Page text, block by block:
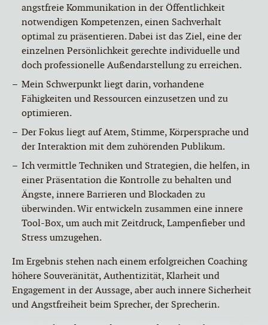
angstfreie Kommunikation in der Öffentlichkeit
notwendigen Kompetenzen, einen Sachverhalt
optimal zu präsentieren. Dabei ist das Ziel, eine der
einzelnen Persönlichkeit gerechte individuelle und
doch professionelle Außendarstellung zu erreichen.
Mein Schwerpunkt liegt darin, vorhandene
Fähigkeiten und Ressourcen einzusetzen und zu
optimieren.
Der Fokus liegt auf Atem, Stimme, Körpersprache und
der Interaktion mit dem zuhörenden Publikum.
Ich vermittle Techniken und Strategien, die helfen, in
einer Präsentation die Kontrolle zu behalten und
Ängste, innere Barrieren und Blockaden zu
überwinden. Wir entwickeln zusammen eine innere
Tool-Box, um auch mit Zeitdruck, Lampenfieber und
Stress umzugehen.
Im Ergebnis stehen nach einem erfolgreichen Coaching
höhere Souveränität, Authentizität, Klarheit und
Engagement in der Aussage, aber auch innere Sicherheit
und Angstfreiheit beim Sprecher, der Sprecherin.